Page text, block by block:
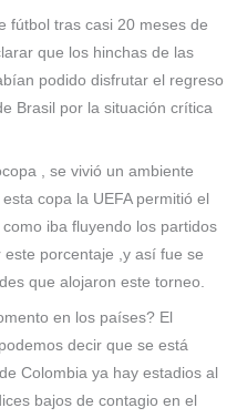
fútbol tras casi 20 meses de
que los hinchas de las
podido disfrutar el regreso
Brasil por la situación crítica
, se vivió un ambiente
copa la UEFA permitió el
iba fluyendo los partidos
porcentaje ,y así fue se
que alojaron este torneo.
en los países? El
decir que se está
Colombia ya hay estadios al
bajos de contagio en el